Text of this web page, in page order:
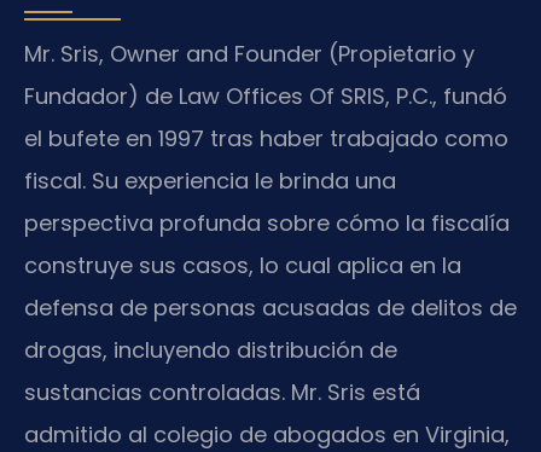
Mr. Sris, Owner and Founder (Propietario y
Fundador) de Law Offices Of SRIS, P.C., fundó
el bufete en 1997 tras haber trabajado como
fiscal. Su experiencia le brinda una
perspectiva profunda sobre cómo la fiscalía
construye sus casos, lo cual aplica en la
defensa de personas acusadas de delitos de
drogas, incluyendo distribución de
sustancias controladas. Mr. Sris está
admitido al colegio de abogados en Virginia,